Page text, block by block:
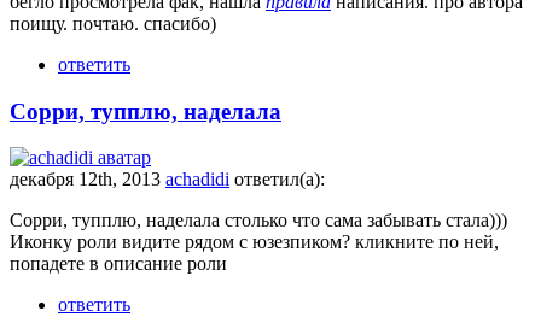
поищу. почтаю. спасибо)
ответить
Сорри, тупплю, наделала
декабря 12th, 2013 achadidi ответил(а):
Сорри, тупплю, наделала столько что сама забывать стала)))
Иконку роли видите рядом с юзезпиком? кликните по ней,
попадете в описание роли
ответить